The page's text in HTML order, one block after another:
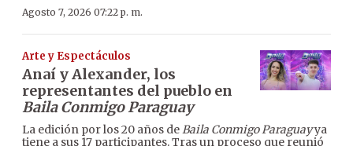
Agosto 7, 2026 07:22 p. m.
Arte y Espectáculos
Anaí y Alexander, los
representantes del pueblo en
Baila Conmigo Paraguay
La edición por los 20 años deBaila Conmigo Paraguayya
tiene a sus 17 participantes. Tras un proceso que reunió